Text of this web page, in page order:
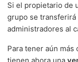
Si el propietario de
grupo se transferirá
administradores al
Para tener aún